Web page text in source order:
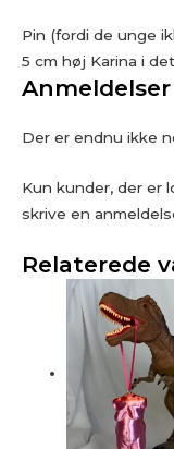
Pin (fordi de unge
5 cm høj Karina i
Anmeldelser
Der er endnu ikke
Kun kunder, der er
skrive en
Relaterede